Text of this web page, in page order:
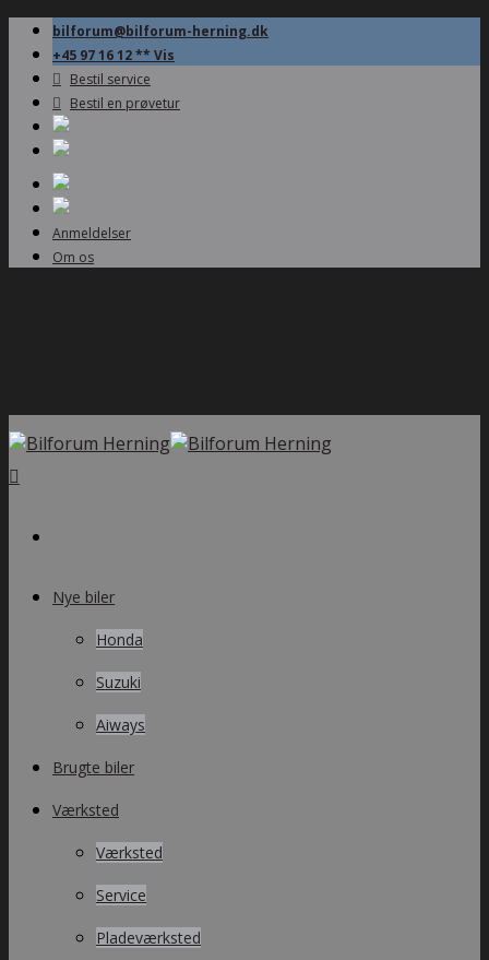
bilforum@bilforum-herning.dk
+45 97 16 12 ** Vis
Bestil service
Bestil en prøvetur
Anmeldelser
Om os
Nye biler
Honda
Suzuki
Aiways
Brugte biler
Værksted
Værksted
Service
Pladeværksted